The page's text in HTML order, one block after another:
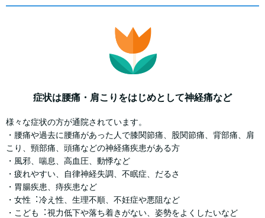
症状は腰痛・肩こりをはじめとして神経痛など
様々な症状の⽅が通院されています。
・腰痛や過去に腰痛があった⼈で膝関節痛、股関節痛、背部痛、肩
こり、頸部痛、頭痛などの神経痛疾患がある⽅
・⾵邪、喘息、⾼⾎圧、動悸など
・疲れやすい、⾃律神経失調、不眠症、だるさ
・胃腸疾患、痔疾患など
・⼥性︓冷え性、⽣理不順、不妊症や悪阻など
・こども︓視⼒低下や落ち着きがない、姿勢をよくしたいなど